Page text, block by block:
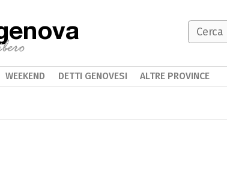
WEEKEND DETTI GENOVESI ALTRE PROVINCE